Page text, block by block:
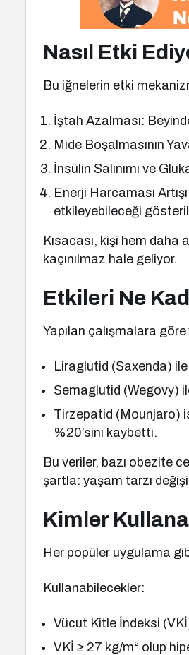
Nasıl Etki
Bu iğnelerin etki
İştah Azalması:
Mide Boşalmasının
İnsülin Salınımı ve
Enerji Harcaması
etkileyebileceği
Kısacası, kişi hem daha
kaçınılmaz hale geliyor.
Etkileri Ne
Yapılan çalışmalara göre:
Liraglutid (Saxenda)
Semaglutid (Wegovy)
Tirzepatid (Mounjaro)
%20’sini kaybetti.
Bu veriler, bazı obezite
şartla: yaşam tarzı
Kimler
Her popüler uygulama
Kullanabilecekler:
Vücut Kitle İndeksi
VKİ ≥ 27 kg/m² olup